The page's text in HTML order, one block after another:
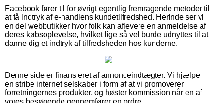
Facebook fører til for øvrigt egentlig fremragende metoder til
at få indtryk af e-handlens kundetilfredshed. Herinde ser vi
en del webbutikker hvor folk kan aflevere en anmeldelse af
deres købsoplevelse, hvilket lige så vel burde udnyttes til at
danne dig et indtryk af tilfredsheden hos kunderne.
Denne side er finansieret af annonceindtægter. Vi hjælper
en stribe internet selskaber i form af at vi promoverer
forretningernes produkter, og høster kommission når en af
vores besøgende gennemfører en ordre.